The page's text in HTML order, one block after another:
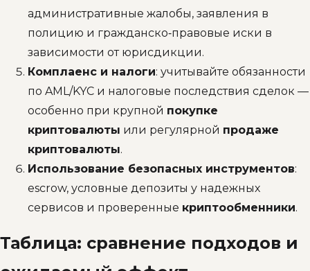
административные жалобы, заявления в
полицию и гражданско‑правовые иски в
зависимости от юрисдикции.
Комплаенс и налоги: учитывайте обязанности
по AML/KYC и налоговые последствия сделок —
особенно при крупной покупке
криптовалюты или регулярной продаже
криптовалюты.
Использование безопасных инструментов:
escrow, условные депозиты у надежных
сервисов и проверенные криптообменники.
Таблица: сравнение подходов и